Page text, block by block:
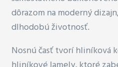
dôrazom na moderný
dlhodobú životnosť.
Nosnú časť tvorí hliníková